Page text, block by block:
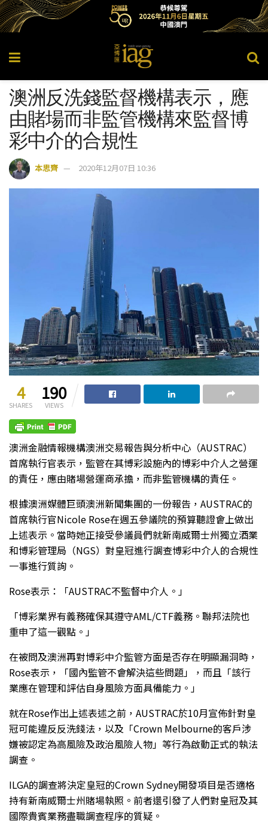
澳洲反洗錢監督機構表示，應
由賭場而非監管機構來監督博
彩中介的合規性
本思齊 2020年12月07日 10:36
4
SHARES
190
VIEWS
澳洲金融情報機構澳洲交易報告與分析中心（AUSTRAC）
首席執行官表示，監管在其博彩設施內的博彩中介人之營運
的責任，應由賭場營運商承擔，而非監管機構的責任。
根據澳洲媒體巨頭澳洲新聞集團的一份報告，AUSTRAC的
首席執行官Nicole Rose在週五參議院的預算聽證會上做出
上述表示。當時她正接受參議員們就新南威爾士州獨立酒業
和博彩管理局（NGS）對皇冠進行調查博彩中介人的合規性
一事進行質詢。
Rose表示：「AUSTRAC不監督中介人。」
「博彩業界有義務確保其遵守AML/CTF義務。聯邦法院也
重申了這一觀點。」
在被問及澳洲再對博彩中介監管方面是否存在明顯漏洞時，
Rose表示，「國內監管不會解決這些問題」，而且「該行
業應在管理和評估自身風險方面具備能力。」
就在Rose作出上述表述之前，AUSTRAC於10月宣佈針對皇
冠可能違反反洗錢法，以及「Crown Melbourne的客戶涉
嫌被認定為高風險及政治風險人物」等行為啟動正式的執法
調查。
ILGA的調查將決定皇冠的Crown Sydney開發項目是否適格
持有新南威爾士州賭場執照。前者還引發了人們對皇冠及其
國際貴賓業務盡職調查程序的質疑。